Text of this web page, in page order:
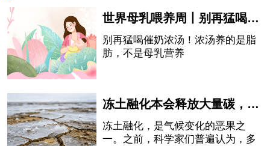
世界母乳喂养周丨别再猛喝催奶浓汤！浓汤养的是脂肪，不是母乳营养
别再猛喝催奶浓汤！浓汤养的是脂
肪，不是母乳营养
冻土融化本会释放大量碳，中国科学家却发现：有一部分被石头“吃掉”了
冻土融化，是气候变化的恶果之
一。之前，科学家们普遍认为，多